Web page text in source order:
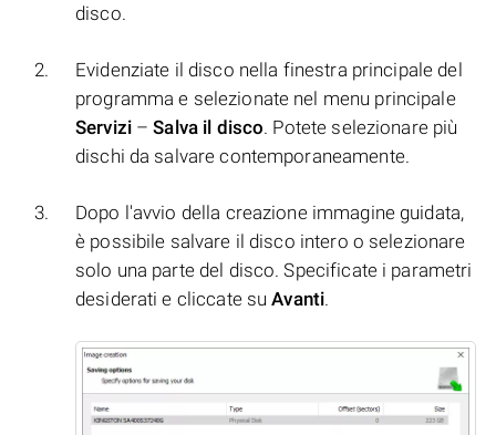
disco.
Evidenziate il disco nella finestra principale del
programma e selezionate nel menu principale
Servizi–Salva il disco. Potete selezionare più
dischi da salvare contemporaneamente.
Dopo l'avvio della creazione immagine guidata,
è possibile salvare il disco intero o selezionare
solo una parte del disco. Specificate i parametri
desiderati e cliccate suAvanti.